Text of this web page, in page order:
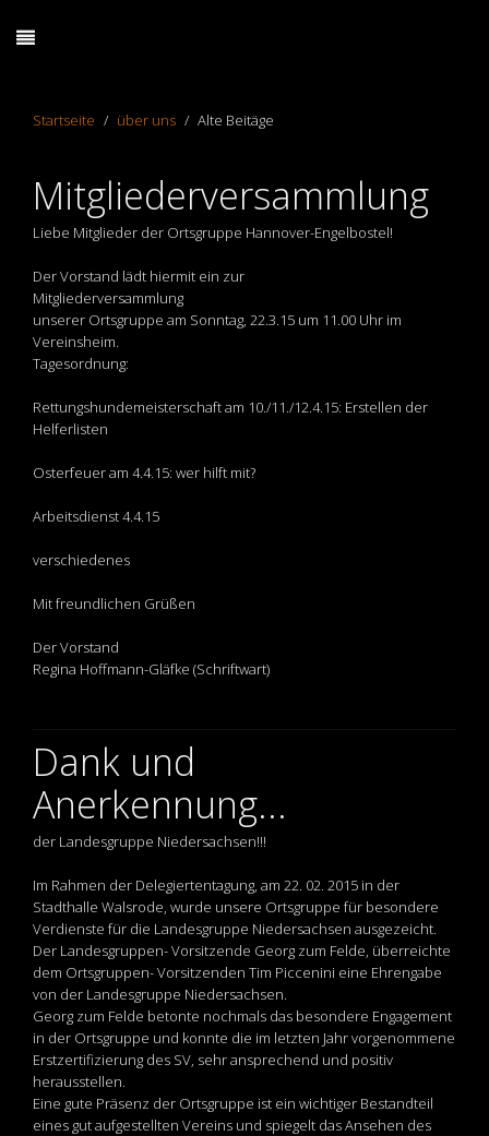
Startseite über uns Alte Beitäge
Mitgliederversammlung
Liebe Mitglieder der Ortsgruppe Hannover-Engelbostel!
Der Vorstand lädt hiermit ein zur
Mitgliederversammlung
unserer Ortsgruppe am Sonntag, 22.3.15 um 11.00 Uhr im
Vereinsheim.
Tagesordnung:
Rettungshundemeisterschaft am 10./11./12.4.15: Erstellen der
Helferlisten
Osterfeuer am 4.4.15: wer hilft mit?
Arbeitsdienst 4.4.15
verschiedenes
Mit freundlichen Grüßen
Der Vorstand
Regina Hoffmann-Gläfke (Schriftwart)
Dank und
Anerkennung...
der Landesgruppe Niedersachsen!!!
Im Rahmen der Delegiertentagung, am 22. 02. 2015 in der
Stadthalle Walsrode, wurde unsere Ortsgruppe für besondere
Verdienste für die Landesgruppe Niedersachsen ausgezeicht.
Der Landesgruppen- Vorsitzende Georg zum Felde, überreichte
dem Ortsgruppen- Vorsitzenden Tim Piccenini eine Ehrengabe
von der Landesgruppe Niedersachsen.
Georg zum Felde betonte nochmals das besondere Engagement
in der Ortsgruppe und konnte die im letzten Jahr vorgenommene
Erstzertifizierung des SV, sehr ansprechend und positiv
herausstellen.
Eine gute Präsenz der Ortsgruppe ist ein wichtiger Bestandteil
eines gut aufgestellten Vereins und spiegelt das Ansehen des